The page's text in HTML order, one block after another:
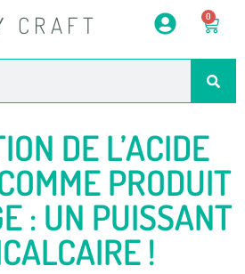
CRAFT 0
DE L’ACIDE
PRODUIT
: UN PUISSANT
!